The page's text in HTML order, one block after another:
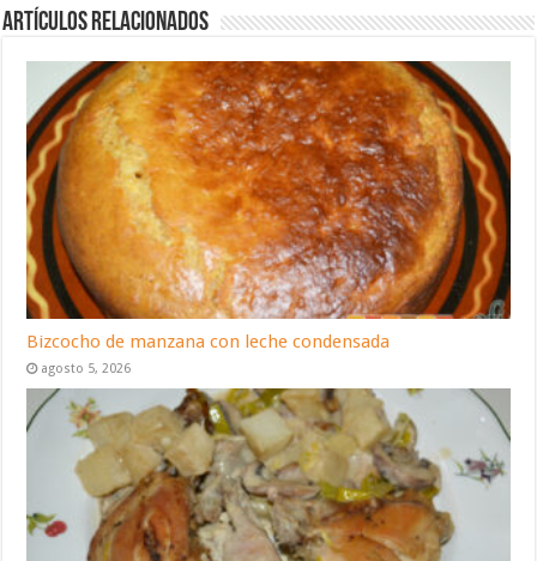
Artículos relacionados
Bizcocho de manzana con leche condensada
agosto 5, 2026